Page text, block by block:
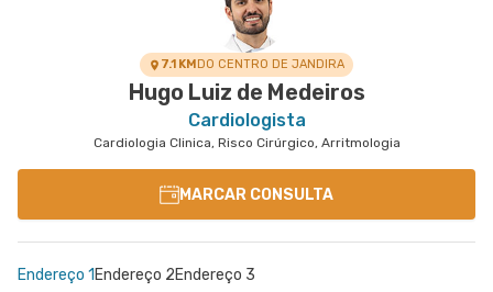
7.1 KMDO CENTRO DE JANDIRA
Hugo Luiz de Medeiros
Cardiologista
Cardiologia Clinica, Risco Cirúrgico, Arritmologia
MARCAR CONSULTA
Endereço 1 Endereço 2Endereço 3